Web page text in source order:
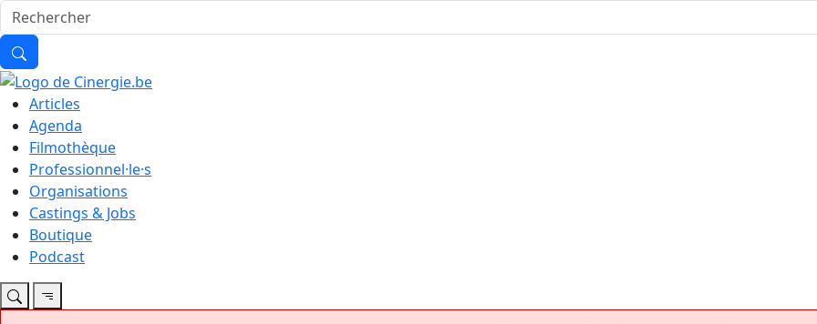
Articles
Agenda
Filmothèque
Professionnel·le·s
Organisations
Castings & Jobs
Boutique
Podcast